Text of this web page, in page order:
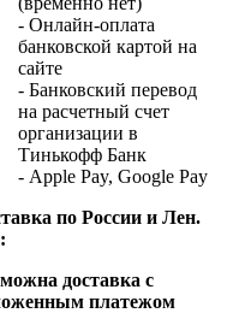
- Онлайн-оплата
банковской картой на
сайте
- Банковский перевод
на расчетный счет
организации в
Тинькофф Банк
- Apple Pay, Google Pay
по России и Лен.
доставка с
платежом